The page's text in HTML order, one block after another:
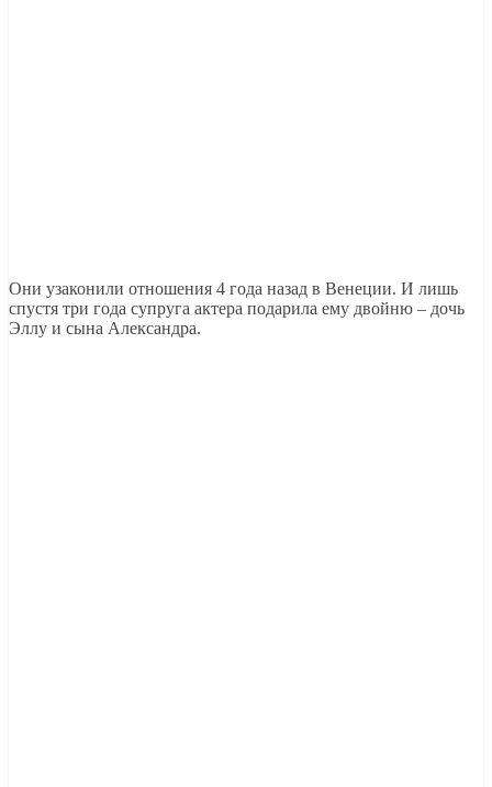
Они узаконили отношения 4 года назад в Венеции. И лишь
спустя три года супруга актера подарила ему двойню – дочь
Эллу и сына Александра.